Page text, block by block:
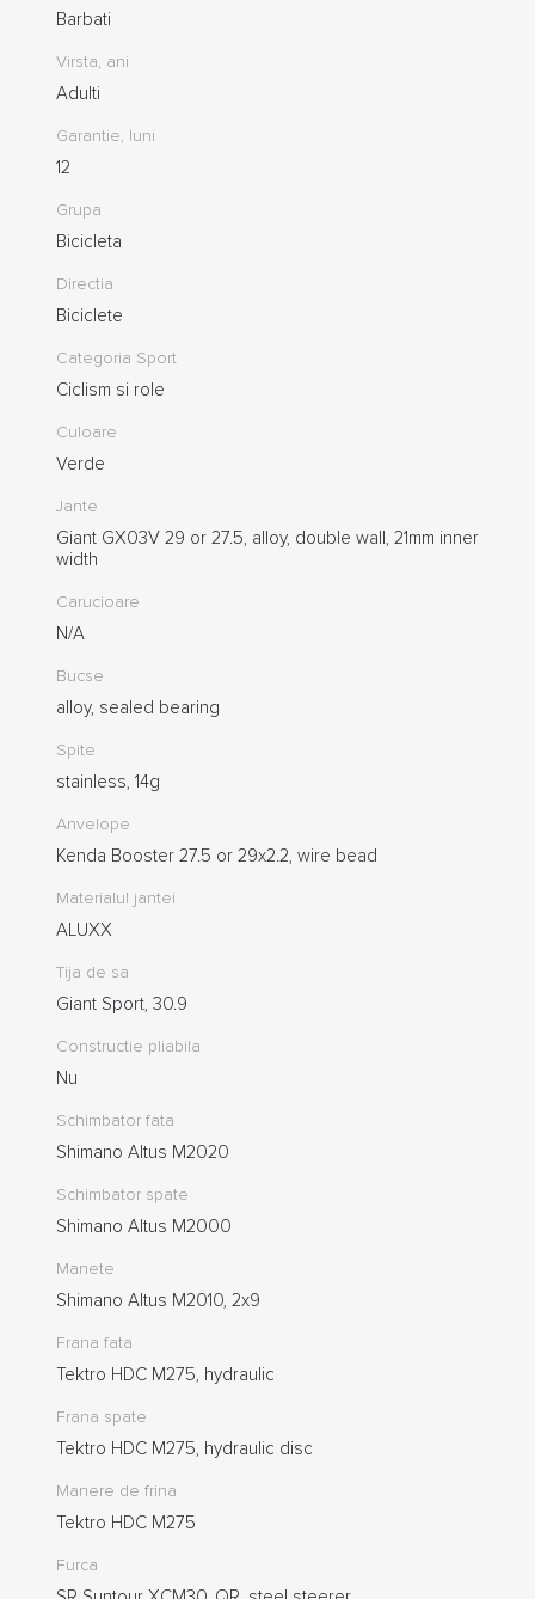
Barbati
Virsta, ani
Adulti
Garantie, luni
12
Grupa
Bicicleta
Directia
Biciclete
Categoria Sport
Ciclism si role
Culoare
Verde
Jante
Giant GX03V 29 or 27.5, alloy, double wall, 21mm inner
width
Carucioare
N/A
Bucse
alloy, sealed bearing
Spite
stainless, 14g
Anvelope
Kenda Booster 27.5 or 29x2.2, wire bead
Materialul jantei
ALUXX
Tija de sa
Giant Sport, 30.9
Constructie pliabila
Nu
Schimbator fata
Shimano Altus M2020
Schimbator spate
Shimano Altus M2000
Manete
Shimano Altus M2010, 2x9
Frana fata
Tektro HDC M275, hydraulic
Frana spate
Tektro HDC M275, hydraulic disc
Manere de frina
Tektro HDC M275
Furca